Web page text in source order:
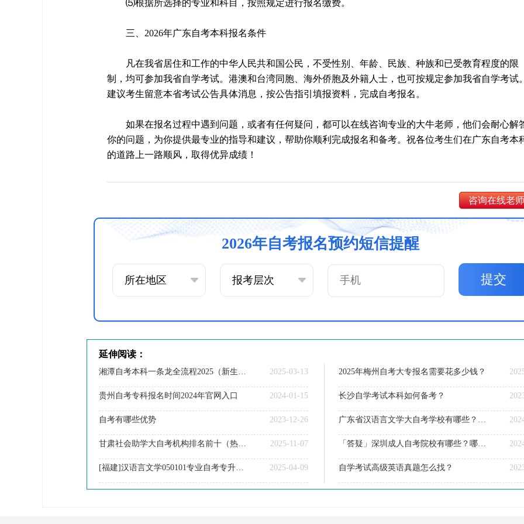
⑸根据所选择的专业和科目，按照规定进行报名缴费。
三、2026年广东自考本科报名条件
凡在我省居住和工作的中华人民共和国公民，不受性别、年龄、民族、种族和已受教育程度的限
制，均可参加我省自学考试。港澳和台湾同胞、海外侨胞及外籍人士，也可按规定参加我省自学考试。
建议考生留意本省考试公告具体消息，按公告指引填报资料，完成自考报名。
如果在报名过程中遇到问题，或者有任何疑问，都可以在线咨询专业的大牛老师，他们会耐心解
你的问题，为你提供最专业的指导和建议，帮助你顺利完成报名和备考。祝各位考生们在广东自考本
的道路上一路顺风，取得优异成绩！
咨询在线老师
2026年自考报名预约短信提醒
提交
延伸阅读：
2025-03-13
贵州自考专科报名时间2024年官网入口 2024-01-15
自考有哪些优势 2023-12-26
2025-11-07
2025-04-09
2025年梅州自考大专报名需要花多少钱？
长沙自学考试本科如何备考？
自学考试高级英语真题怎么找？